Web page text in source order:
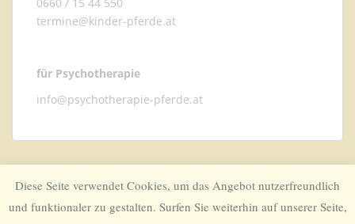
termine@kinder-pferde.at
für Psychotherapie
info@psychotherapie-pferde.at
IMPRESSUM KONTAKT ANFAHRT
Diese Seite verwendet Cookies, um das Angebot nutzerfreundlich
und funktionaler zu gestalten. Surfen Sie weiterhin auf unserer Seite,